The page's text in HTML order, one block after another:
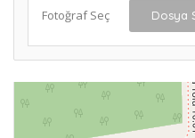
Fotoğraf Seç Dosya